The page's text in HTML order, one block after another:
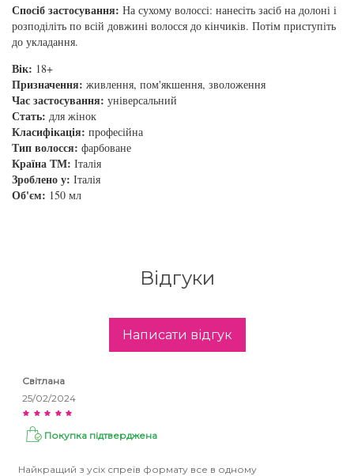
Спосіб застосування: На сухому волоссі: нанесіть засіб на долоні і
розподіліть по всій довжині волосся до кінчиків. Потім приступіть
до укладання.
Вік: 18+
Призначення: живлення, пом'якшення, зволоження
Час застосування: універсальний
Стать: для жінок
Класифікація: професійна
Тип волосся: фарбоване
Країна ТМ: Італія
Зроблено у: Італія
Об'єм: 150 мл
Відгуки
Написати відгук
Світлана
25/02/2024
Покупка підтверджена
Найкращий з усіх спреїв формату все в одному
Subtil Design Lab - Серія для максимального
Subtil Global Lift - Глибоке відновлення
Subtil Man XY - Серія для чоловіків: для
догляду та укладання
Subtil Retouch Lab - захист кольору волосся
Subtil Beautist – чисте рішення для краси
Subrina Glow-Plex - Живлення, зволоження
Tico Professional
You Look Glamour
You Look Professional